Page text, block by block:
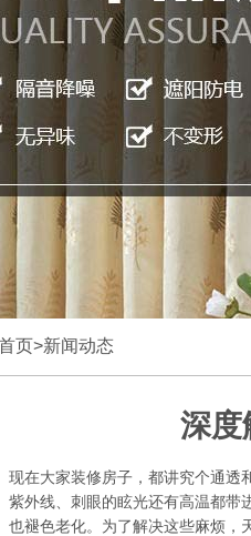
页>新闻动态
深度
现在大家装修房子，都讲究个通透
紫外线、刺眼的眩光还有高温都带
也褪色老化。为了解决这些麻烦，